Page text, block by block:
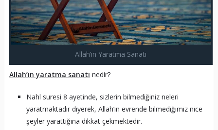
Allah’ın Yaratma Sanatı
Allah’ın yaratma sanatı nedir?
Nahl suresi 8 ayetinde, sizlerin bilmediğiniz neleri
yaratmaktadır diyerek, Allah’ın evrende bilmediğimiz nice
şeyler yarattığına dikkat çekmektedir.